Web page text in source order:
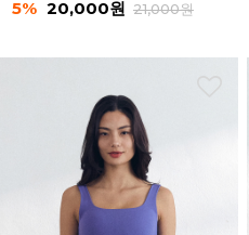
5% 20,000원 21,000원